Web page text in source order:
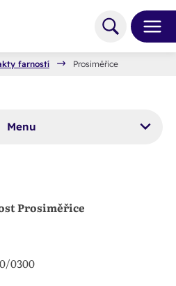
farností Prosiměřice
Menu
Prosiměřice
0300